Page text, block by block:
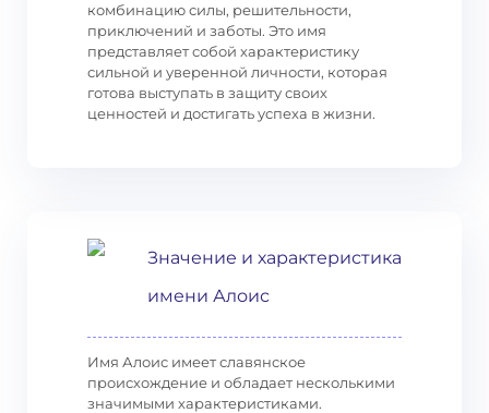
комбинацию силы, решительности,
приключений и заботы. Это имя
представляет собой характеристику
сильной и уверенной личности, которая
готова выступать в защиту своих
ценностей и достигать успеха в жизни.
Значение и характеристика
имени Алоис
Имя Алоис имеет славянское
происхождение и обладает несколькими
значимыми характеристиками.